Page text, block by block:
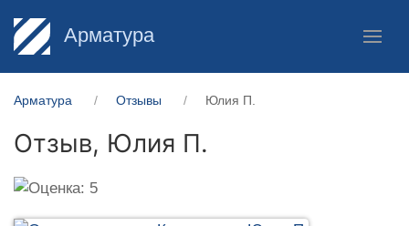
Арматура
Арматура Отзывы Юлия П.
Отзыв, Юлия П.